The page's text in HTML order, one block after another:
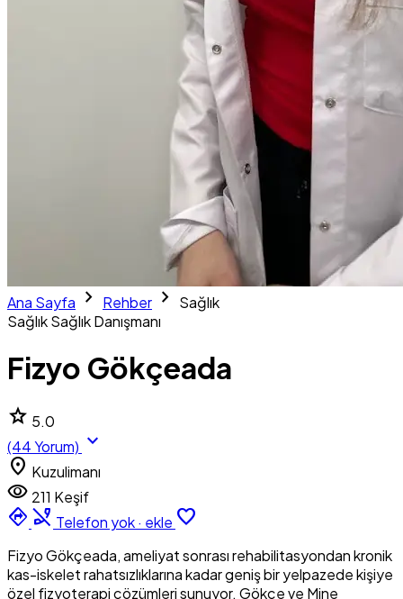
Ana Sayfa chevron_right Rehber chevron_right Sağlık
SağlıkSağlık Danışmanı
Fizyo Gökçeada
star 5.0
(44 Yorum) expand_more
location_on Kuzulimanı
visibility 211 Keşif
directions phone_disabled Telefon yok · ekle favorite_border
Fizyo Gökçeada, ameliyat sonrası rehabilitasyondan kronik
kas-iskelet rahatsızlıklarına kadar geniş bir yelpazede kişiye
özel fizyoterapi çözümleri sunuyor. Gökçe ve Mine